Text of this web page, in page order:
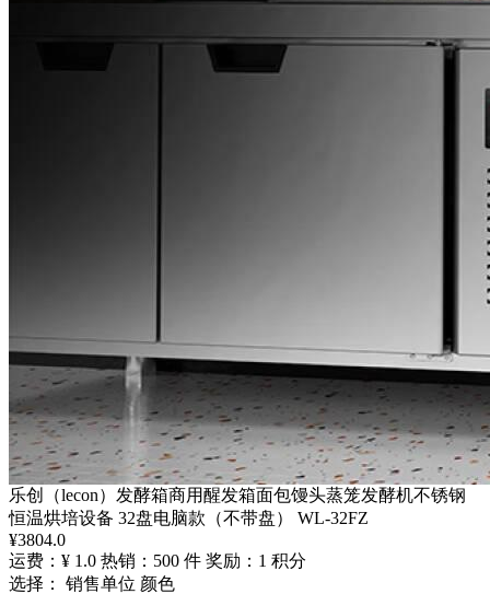
乐创（lecon）发酵箱商用醒发箱面包馒头蒸笼发酵机不锈钢
恒温烘培设备 32盘电脑款（不带盘） WL-32FZ
¥3804.0
运费：¥ 1.0 热销：500 件 奖励：1 积分
选择： 销售单位 颜色